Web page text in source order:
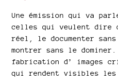
Une émission qui va
celles qui veulent dire
réel, le documenter
montrer sans le
fabrication d’ images
qui rendent visibles les